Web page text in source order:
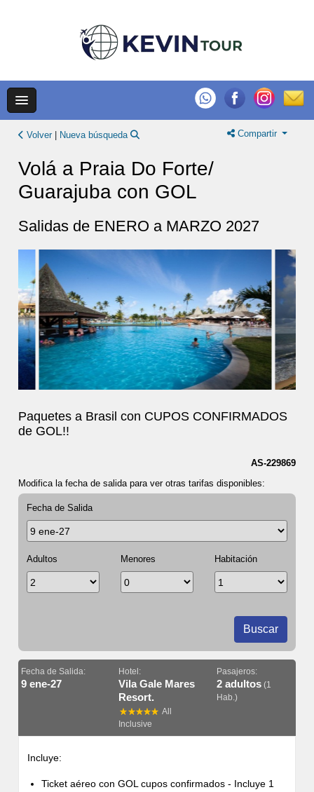
Volver| Nueva búsqueda Compartir
Volá a Praia Do Forte/
Guarajuba con GOL
Salidas de ENERO a MARZO 2027
Paquetes a Brasil con CUPOS CONFIRMADOS
de GOL!!
AS-229869
Modifica la fecha de salida para ver otras tarifas disponibles:
Fecha de Salida
Adultos Menores Habitación
Buscar
Fecha de Salida:
9 ene-27
Hotel:
Vila Gale Mares
Resort.
All
Inclusive
Pasajeros:
2 adultos(1
Hab.)
Incluye:
Ticket aéreo con GOL cupos confirmados - Incluye 1